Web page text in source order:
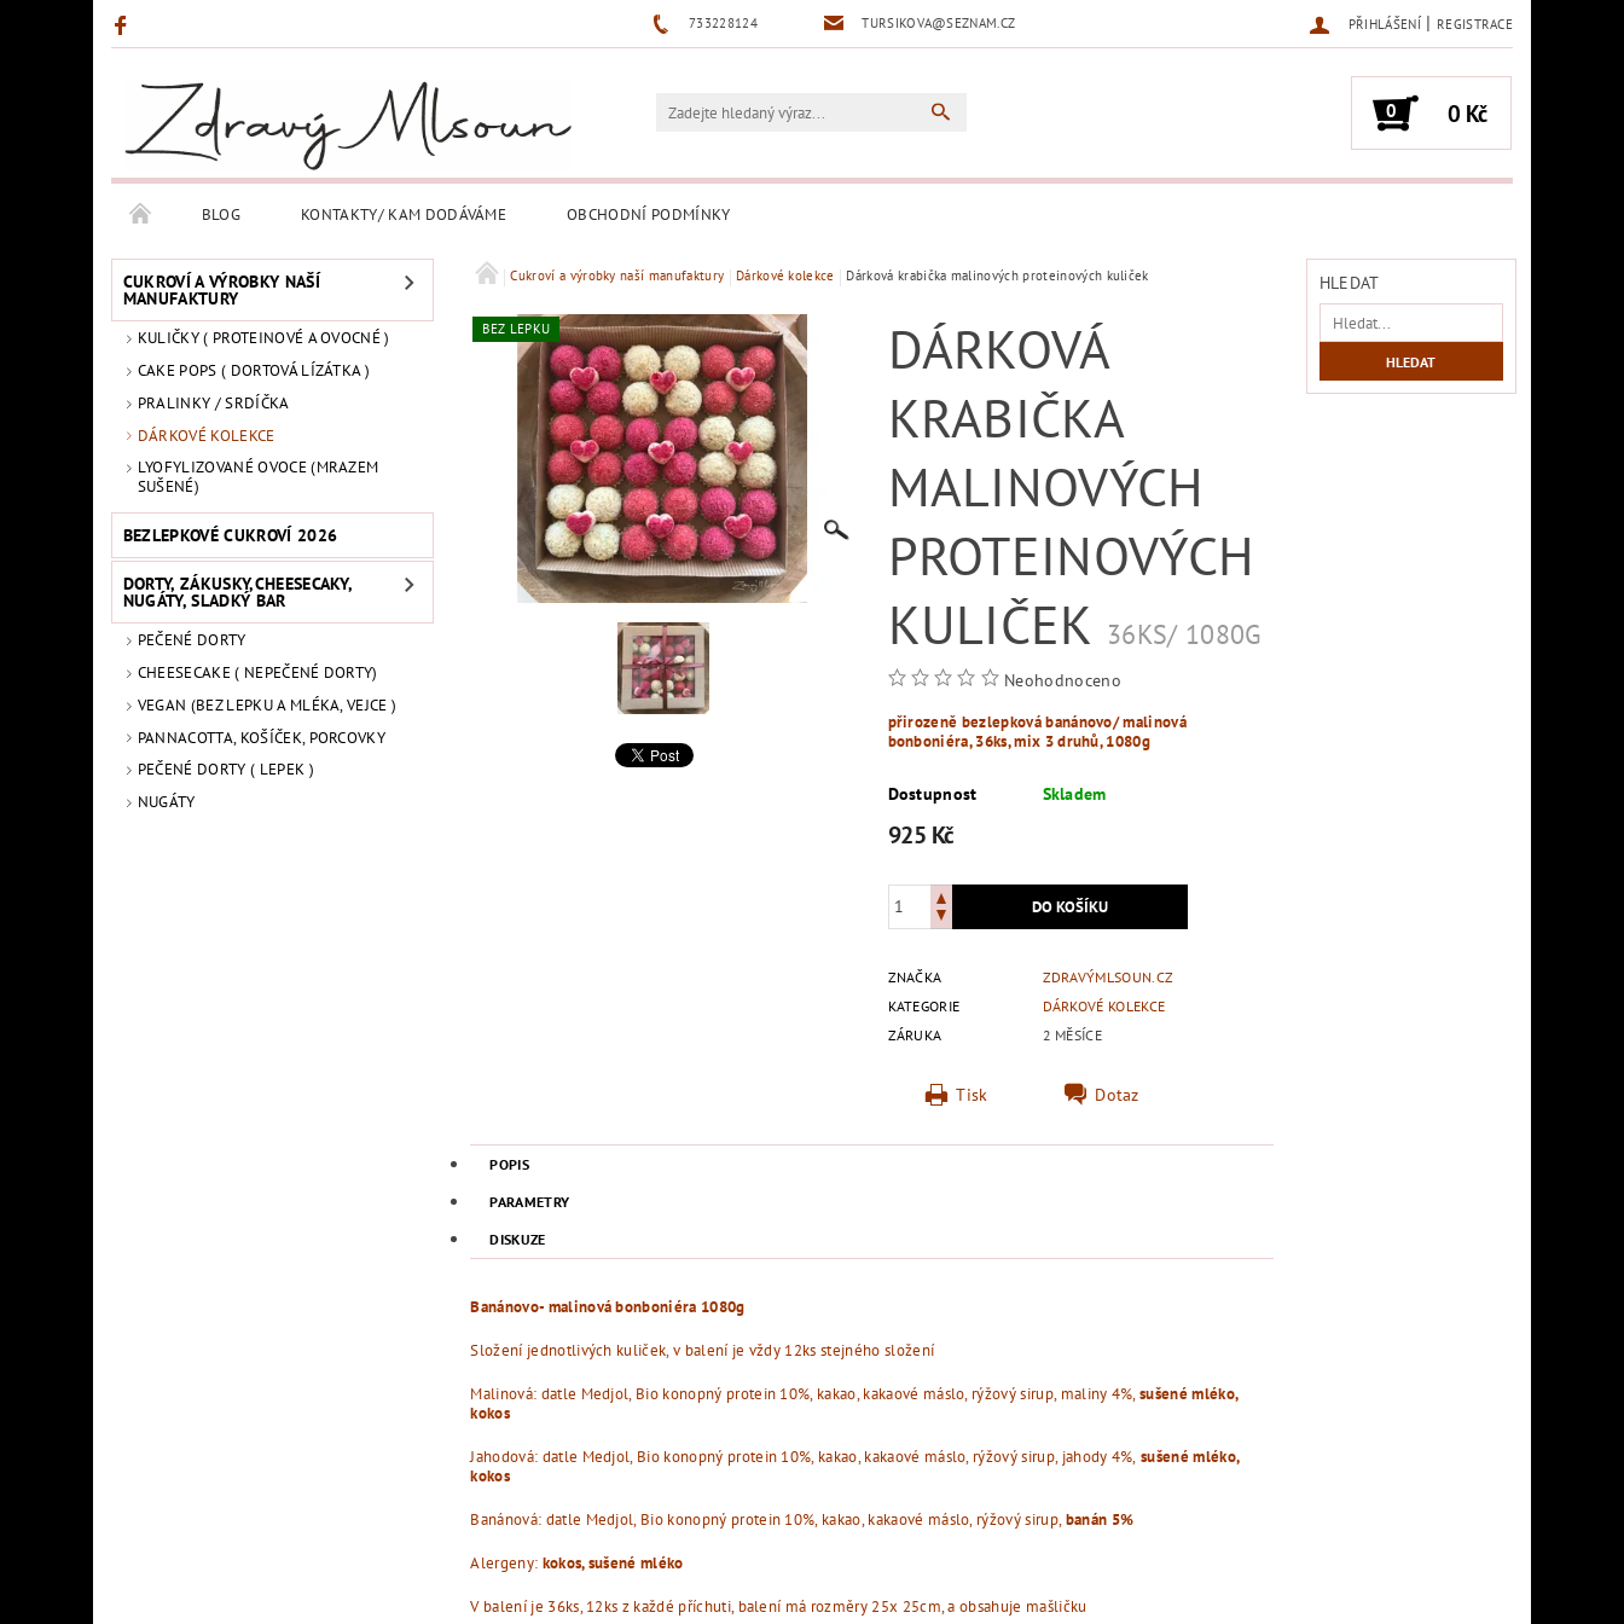
733228124 TURSIKOVA@SEZNAM.CZ PŘIHLÁŠENÍ | REGISTRACE
0 0 Kč
BLOG KONTAKTY/ KAM DODÁVÁME OBCHODNÍ PODMÍNKY
CUKROVÍ A VÝROBKY NAŠÍ
MANUFAKTURY
KULIČKY ( PROTEINOVÉ A OVOCNÉ )
CAKE POPS ( DORTOVÁ LÍZÁTKA )
PRALINKY / SRDÍČKA
DÁRKOVÉ KOLEKCE
LYOFYLIZOVANÉ OVOCE (MRAZEM
SUŠENÉ)
BEZLEPKOVÉ CUKROVÍ 2026
DORTY, ZÁKUSKY,CHEESECAKY,
NUGÁTY, SLADKÝ BAR
PEČENÉ DORTY
CHEESECAKE ( NEPEČENÉ DORTY)
VEGAN (BEZ LEPKU A MLÉKA, VEJCE )
PANNACOTTA, KOŠÍČEK, PORCOVKY
PEČENÉ DORTY ( LEPEK )
NUGÁTY
Cukroví a výrobky naší manufaktury Dárkové kolekce Dárková krabička malinových proteinových kuliček
BEZ LEPKU
DÁRKOVÁ
KRABIČKA
MALINOVÝCH
PROTEINOVÝCH
KULIČEK 36KS/ 1080G
Neohodnoceno
přirozeně bezlepková banánovo/ malinová
bonboniéra, 36ks, mix 3 druhů, 1080g
Dostupnost Skladem
925 Kč
ZNAČKA
ZDRAVÝMLSOUN.CZ
KATEGORIE
DÁRKOVÉ KOLEKCE
ZÁRUKA
2 MĚSÍCE
Tisk Dotaz
POPIS
PARAMETRY
DISKUZE
Banánovo- malinová bonboniéra 1080g
Složení jednotlivých kuliček, v balení je vždy 12ks stejného složení
Malinová: datle Medjol, Bio konopný protein 10%, kakao, kakaové máslo, rýžový sirup, maliny 4%,sušené mléko,
kokos
Jahodová: datle Medjol, Bio konopný protein 10%, kakao, kakaové máslo, rýžový sirup, jahody 4%, sušené mléko,
kokos
Banánová: datle Medjol, Bio konopný protein 10%, kakao, kakaové máslo, rýžový sirup,banán 5%
Alergeny: kokos, sušené mléko
V balení je 36ks, 12ks z každé příchuti, balení má rozměry 25x 25cm, a obsahuje mašličku
HLEDAT